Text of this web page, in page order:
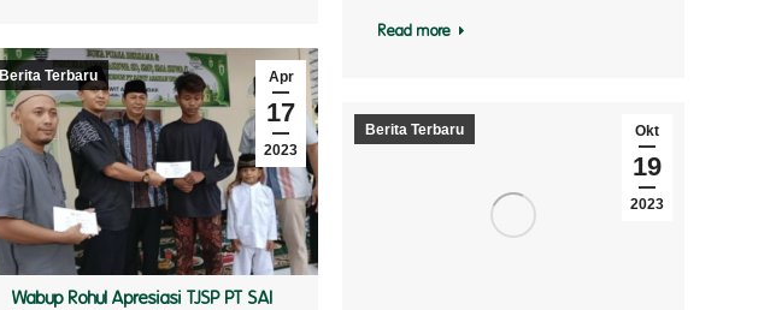
Read more
Apr
17
2023
Berita Terbaru
Wabup Rohul Apresiasi TJSP PT SAI
Okt
19
2023
Berita Terbaru